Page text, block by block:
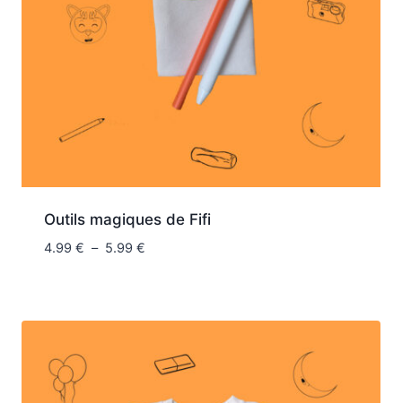
Outils magiques de Fifi
4.99 € – 5.99 €